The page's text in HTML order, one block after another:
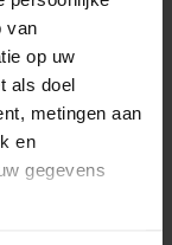
van
op uw
als doel
metingen aan
en
gegevens